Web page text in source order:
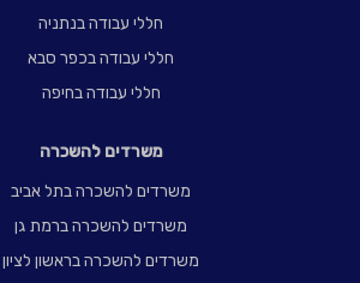
חללי עבודה בנתניה
חללי עבודה בכפר סבא
חללי עבודה בחיפה
משרדים להשכרה
משרדים להשכרה בתל אביב
משרדים להשכרה ברמת גן
משרדים להשכרה בראשון לציון